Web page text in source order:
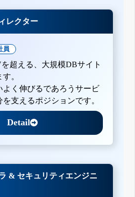
レクター
員
を超える、大規模DBサイト
。
よく伸びるであろうサービ
支えるポジションです。
Detail
& セキュリティエンジニ